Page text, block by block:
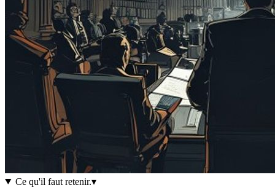
Ce qu'il faut retenir.▾